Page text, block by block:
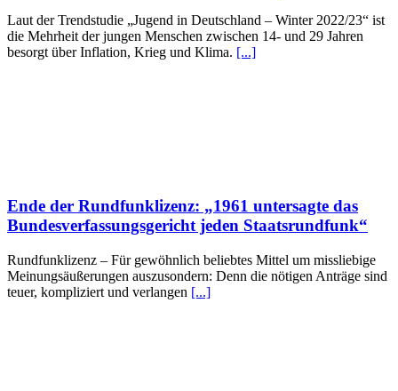
Laut der Trendstudie „Jugend in Deutschland – Winter 2022/23“ ist
die Mehrheit der jungen Menschen zwischen 14- und 29 Jahren
besorgt über Inflation, Krieg und Klima. [...]
Ende der Rundfunklizenz: „1961 untersagte das
Bundesverfassungsgericht jeden Staatsrundfunk“
Rundfunklizenz – Für gewöhnlich beliebtes Mittel um missliebige
Meinungsäußerungen auszusondern: Denn die nötigen Anträge sind
teuer, kompliziert und verlangen [...]